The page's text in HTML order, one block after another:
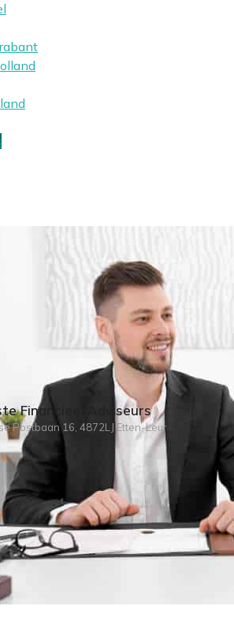
Financieel Adviseurs
Postbaan 16, 4872LJ Etten-Leur